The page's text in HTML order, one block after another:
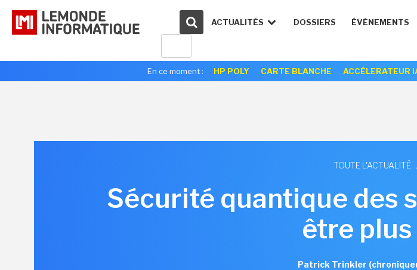
ACTUALITÉS DOSSIERS ÉVÉNEMENTS
En ce moment : HP POLY CARTE BLANCHE ACCÉLERATEUR
TOUTE L'ACTUALITÉ
Sécurité quantique des
être
Patrick Trinkler